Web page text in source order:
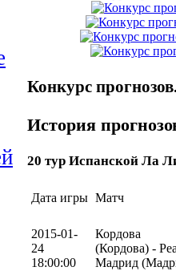
Конкурс
История
20 тур Испанской Ла
Дата игры Матч
2015-01-
24
18:00:00
Кордова
(Кордова) -
Мадрид